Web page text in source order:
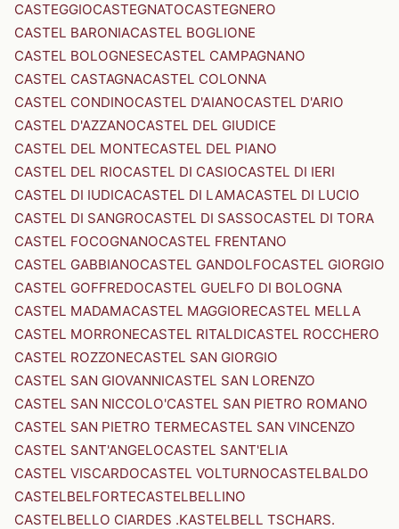
CASTEGGIOCASTEGNATOCASTEGNERO
CASTEL BARONIACASTEL BOGLIONE
CASTEL BOLOGNESECASTEL CAMPAGNANO
CASTEL CASTAGNACASTEL COLONNA
CASTEL CONDINOCASTEL D'AIANOCASTEL D'ARIO
CASTEL D'AZZANOCASTEL DEL GIUDICE
CASTEL DEL MONTECASTEL DEL PIANO
CASTEL DEL RIOCASTEL DI CASIOCASTEL DI IERI
CASTEL DI IUDICACASTEL DI LAMACASTEL DI LUCIO
CASTEL DI SANGROCASTEL DI SASSOCASTEL DI TORA
CASTEL FOCOGNANOCASTEL FRENTANO
CASTEL GABBIANOCASTEL GANDOLFOCASTEL GIORGIO
CASTEL GOFFREDOCASTEL GUELFO DI BOLOGNA
CASTEL MADAMACASTEL MAGGIORECASTEL MELLA
CASTEL MORRONECASTEL RITALDICASTEL ROCCHERO
CASTEL ROZZONECASTEL SAN GIORGIO
CASTEL SAN GIOVANNICASTEL SAN LORENZO
CASTEL SAN NICCOLO'CASTEL SAN PIETRO ROMANO
CASTEL SAN PIETRO TERMECASTEL SAN VINCENZO
CASTEL SANT'ANGELOCASTEL SANT'ELIA
CASTEL VISCARDOCASTEL VOLTURNOCASTELBALDO
CASTELBELFORTECASTELBELLINO
CASTELBELLO CIARDES .KASTELBELL TSCHARS.